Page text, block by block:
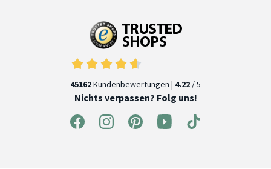
45162Kundenbewertungen | 4.22 / 5
Nichts verpassen? Folg uns!